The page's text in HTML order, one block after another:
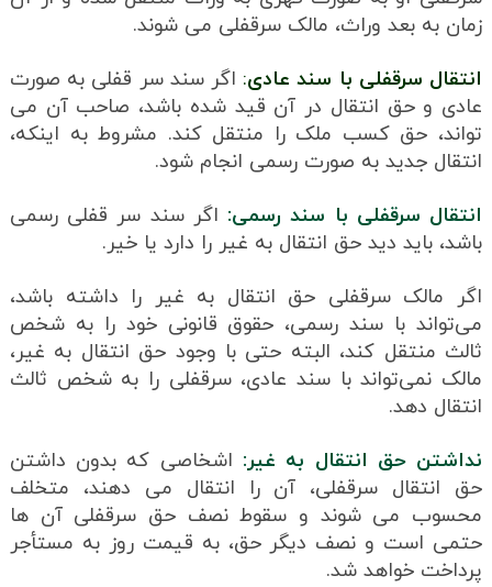
زمان به بعد وراث، مالک سرقفلی می شوند.
انتقال سرقفلی با سند عادی: اگر سند سر قفلی به صورت
عادی و حق انتقال در آن قید شده باشد، صاحب آن می
تواند، حق کسب ملک را منتقل کند. مشروط به اینکه،
انتقال جدید به صورت رسمی انجام شود.
انتقال سرقفلی با سند رسمی: اگر سند سر قفلی رسمی
باشد، باید دید حق انتقال به غیر را دارد یا خیر.
اگر مالک سرقفلی حق انتقال به غیر را داشته باشد،
می‌تواند با سند رسمی، حقوق قانونی خود را به شخص
ثالث منتقل کند، البته حتی با وجود حق انتقال به غیر،
مالک نمی‌تواند با سند عادی، سرقفلی را به شخص ثالث
انتقال دهد.
نداشتن حق انتقال به غیر: اشخاصی که بدون داشتن
حق انتقال سرقفلی، آن را انتقال می دهند، متخلف
محسوب می شوند و سقوط نصف حق سرقفلی آن ها
حتمی است و نصف دیگر حق، به قیمت روز به مستأجر
پرداخت خواهد شد.